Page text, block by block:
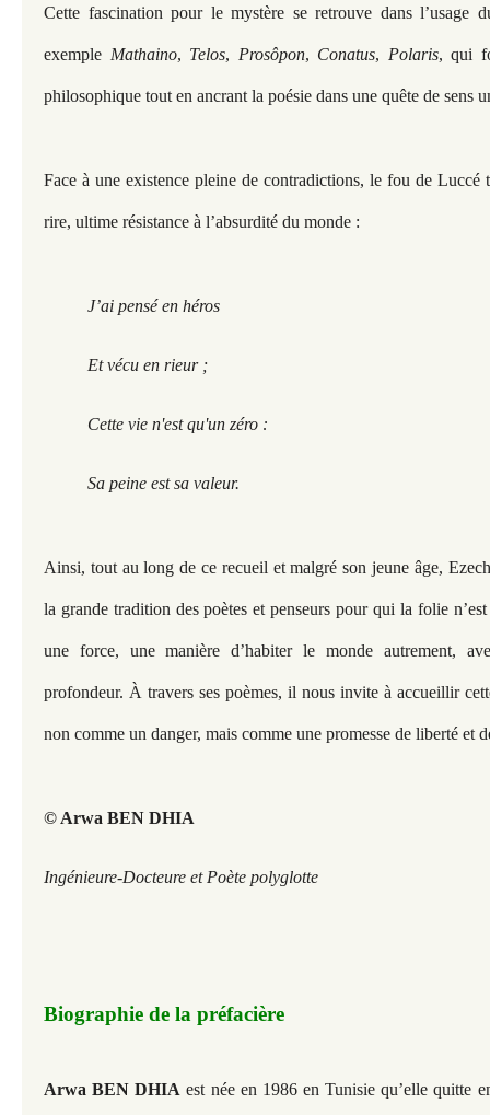
Cette fascination pour le mystère se retrouve dans l’usage
exemple Mathaino, Telos, Prosôpon, Conatus, Polaris, qui
philosophique tout en ancrant la poésie dans une quête de sens
Face à une existence pleine de contradictions, le fou de Luccé
rire, ultime résistance à l’absurdité du monde :
J’ai pensé en héros
Et vécu en rieur ;
Cette vie n'est qu'un zéro :
Sa peine est sa valeur.
Ainsi, tout au long de ce recueil et malgré son jeune âge,
la grande tradition des poètes et penseurs pour qui la folie
une force, une manière d’habiter le monde autrement,
profondeur. À travers ses poèmes, il nous invite à accueillir
non comme un danger, mais comme une promesse de liberté et
© Arwa BEN DHIA
Ingénieure-Docteure et Poète polyglotte
Biographie de la préfacière
Arwa BEN DHIA est née en 1986 en Tunisie qu’elle quitte